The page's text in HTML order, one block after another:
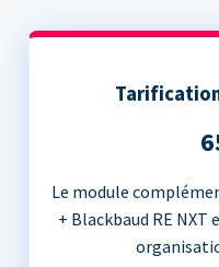
Le module
+ Blackbaud RE